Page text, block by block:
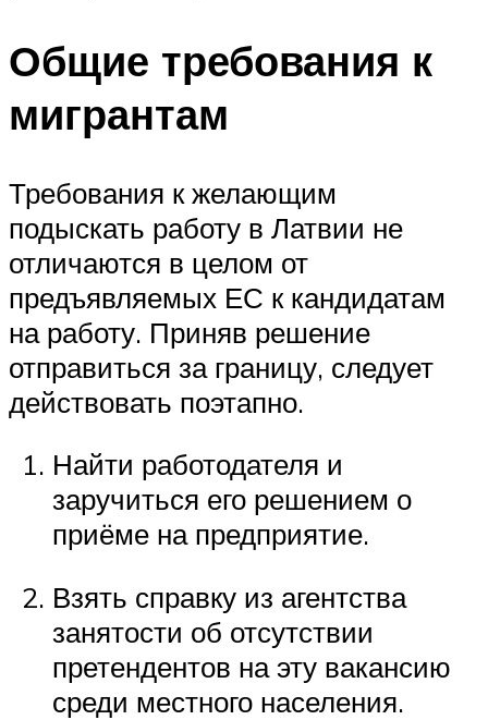
Общие требования к
мигрантам
Требования к желающим
подыскать работу в Латвии не
отличаются в целом от
предъявляемых ЕС к кандидатам
на работу. Приняв решение
отправиться за границу, следует
действовать поэтапно.
Найти работодателя и
заручиться его решением о
приёме на предприятие.
Взять справку из агентства
занятости об отсутствии
претендентов на эту вакансию
среди местного населения.